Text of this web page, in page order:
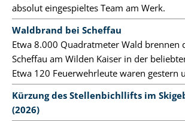
absolut eingespieltes Team am Werk.
Waldbrand bei Scheffau
Etwa 8.000 Quadratmeter Wald brennen
Scheffau am Wilden Kaiser in der
Etwa 120 Feuerwehrleute waren gestern
Kürzung des Stellenbichllifts im
(2026)